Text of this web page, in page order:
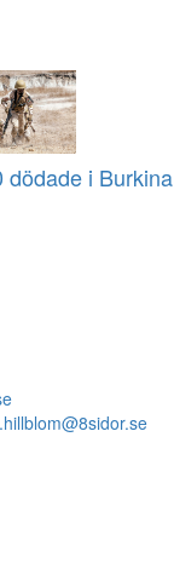
dödade i Burkina